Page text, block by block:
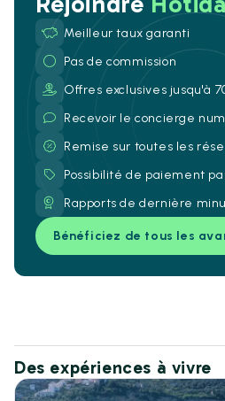
Meilleur taux garanti
Pas de commission
Offres exclusives jusqu'à
Recevoir le concierge
Remise sur toutes les
Possibilité de paiement
Rapports de dernière
Bénéficiez de tous les
Des expériences à vivre